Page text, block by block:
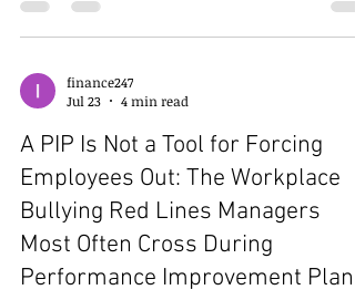
一個高風險行為，乾脆不要管同仁以求自保。 其實
過與不及都不是好事，也不是立法本意。 現在最大
了。 從2026年7月《職業安全衛生法》職場霸凌專
正式施行開始，我認為台灣企業最大的改變，不是
為法律審查的對象。 以前，公司挑選主管，看的是
業績、執行力、專業能力。 現在，公司還要看主管
的EQ、情緒管理、溝通方式與個人修養。 因為主
的一句話、一封電子郵件、一段LINE訊息，都可能
成為調查小組、法院及主管機關判斷是否構成職場
霸凌的重要證據。 很多企業主會問我： 「主管要
嚴格也不行嗎？」 「主管管理同仁一定違法嗎？」
finance247
Jul 23
4 min read
A PIP Is Not a Tool for Forcing
Employees Out: The Workplace
Bullying Red Lines Managers
Most Often Cross During
Performance Improvement Plans